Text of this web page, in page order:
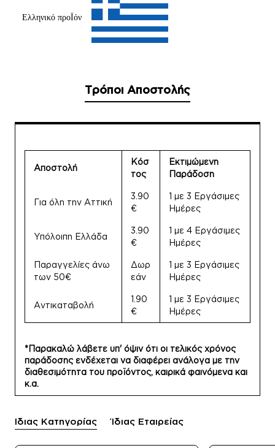
Ελληνικό προΪόν
Τρόποι Αποστολής
Αποστολή
Κόσ
τος
Εκτιμώμενη
Παράδοση
Για όλη την Αττική
3.90
€
1 με 3 Εργάσιμες
Ημέρες
Υπόλοιπη Ελλάδα
3.90
€
1 με 4 Εργάσιμες
Ημέρες
Παραγγελίες άνω
των 50€
Δωρ
εάν
1 με 3 Εργάσιμες
Ημέρες
Αντικαταβολή
1.90
€
1 με 3 Εργάσιμες
Ημέρες
*Παρακαλώ λάβετε υπ' όψιν ότι οι τελικός χρόνος
παράδοσης ενδέχεται να διαφέρει ανάλογα με την
διαθεσιμότητα του προϊόντος, καιρικά φαινόμενα και
κ.α.
Ίδιας Κατηγορίας Ίδιας Εταιρείας